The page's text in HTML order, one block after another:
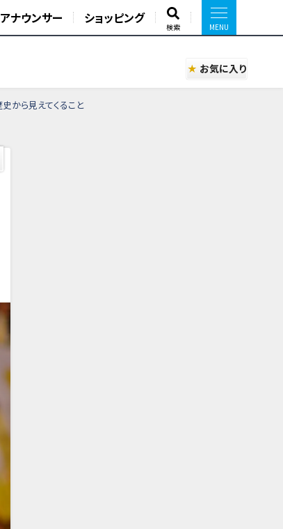
アナウンサー ショッピング
検索
お気に入り
史から見えてくること